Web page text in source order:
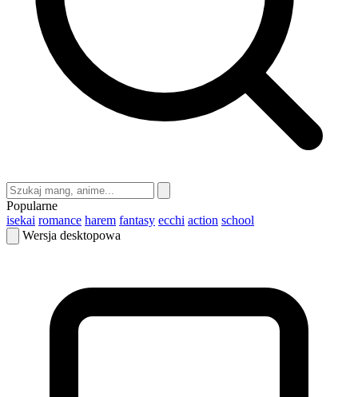
Popularne
isekai romance harem fantasy ecchi action school
Wersja desktopowa